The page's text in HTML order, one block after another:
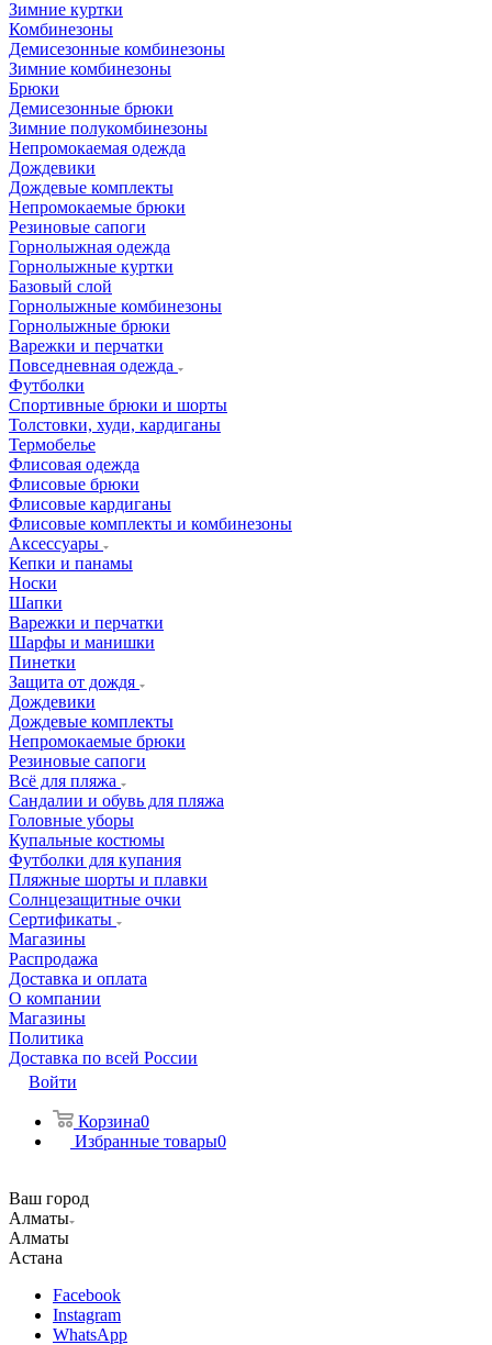
Зимние куртки
Комбинезоны
Демисезонные комбинезоны
Зимние комбинезоны
Брюки
Демисезонные брюки
Зимние полукомбинезоны
Непромокаемая одежда
Дождевики
Дождевые комплекты
Непромокаемые брюки
Резиновые сапоги
Горнолыжная одежда
Горнолыжные куртки
Базовый слой
Горнолыжные комбинезоны
Горнолыжные брюки
Варежки и перчатки
Повседневная одежда
Футболки
Спортивные брюки и шорты
Толстовки, худи, кардиганы
Термобелье
Флисовая одежда
Флисовые брюки
Флисовые кардиганы
Флисовые комплекты и комбинезоны
Аксессуары
Кепки и панамы
Носки
Шапки
Варежки и перчатки
Шарфы и манишки
Пинетки
Защита от дождя
Дождевики
Дождевые комплекты
Непромокаемые брюки
Резиновые сапоги
Всё для пляжа
Сандалии и обувь для пляжа
Головные уборы
Купальные костюмы
Футболки для купания
Пляжные шорты и плавки
Солнцезащитные очки
Сертификаты
Магазины
Распродажа
Доставка и оплата
О компании
Магазины
Политика
Доставка по всей России
Войти
Корзина0
Избранные товары0
Ваш город
Алматы
Алматы
Астана
Facebook
Instagram
WhatsApp